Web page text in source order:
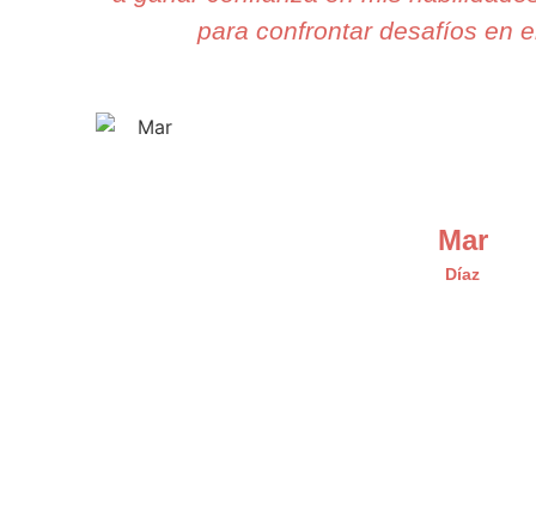
para confrontar desafíos en
Mar
Díaz